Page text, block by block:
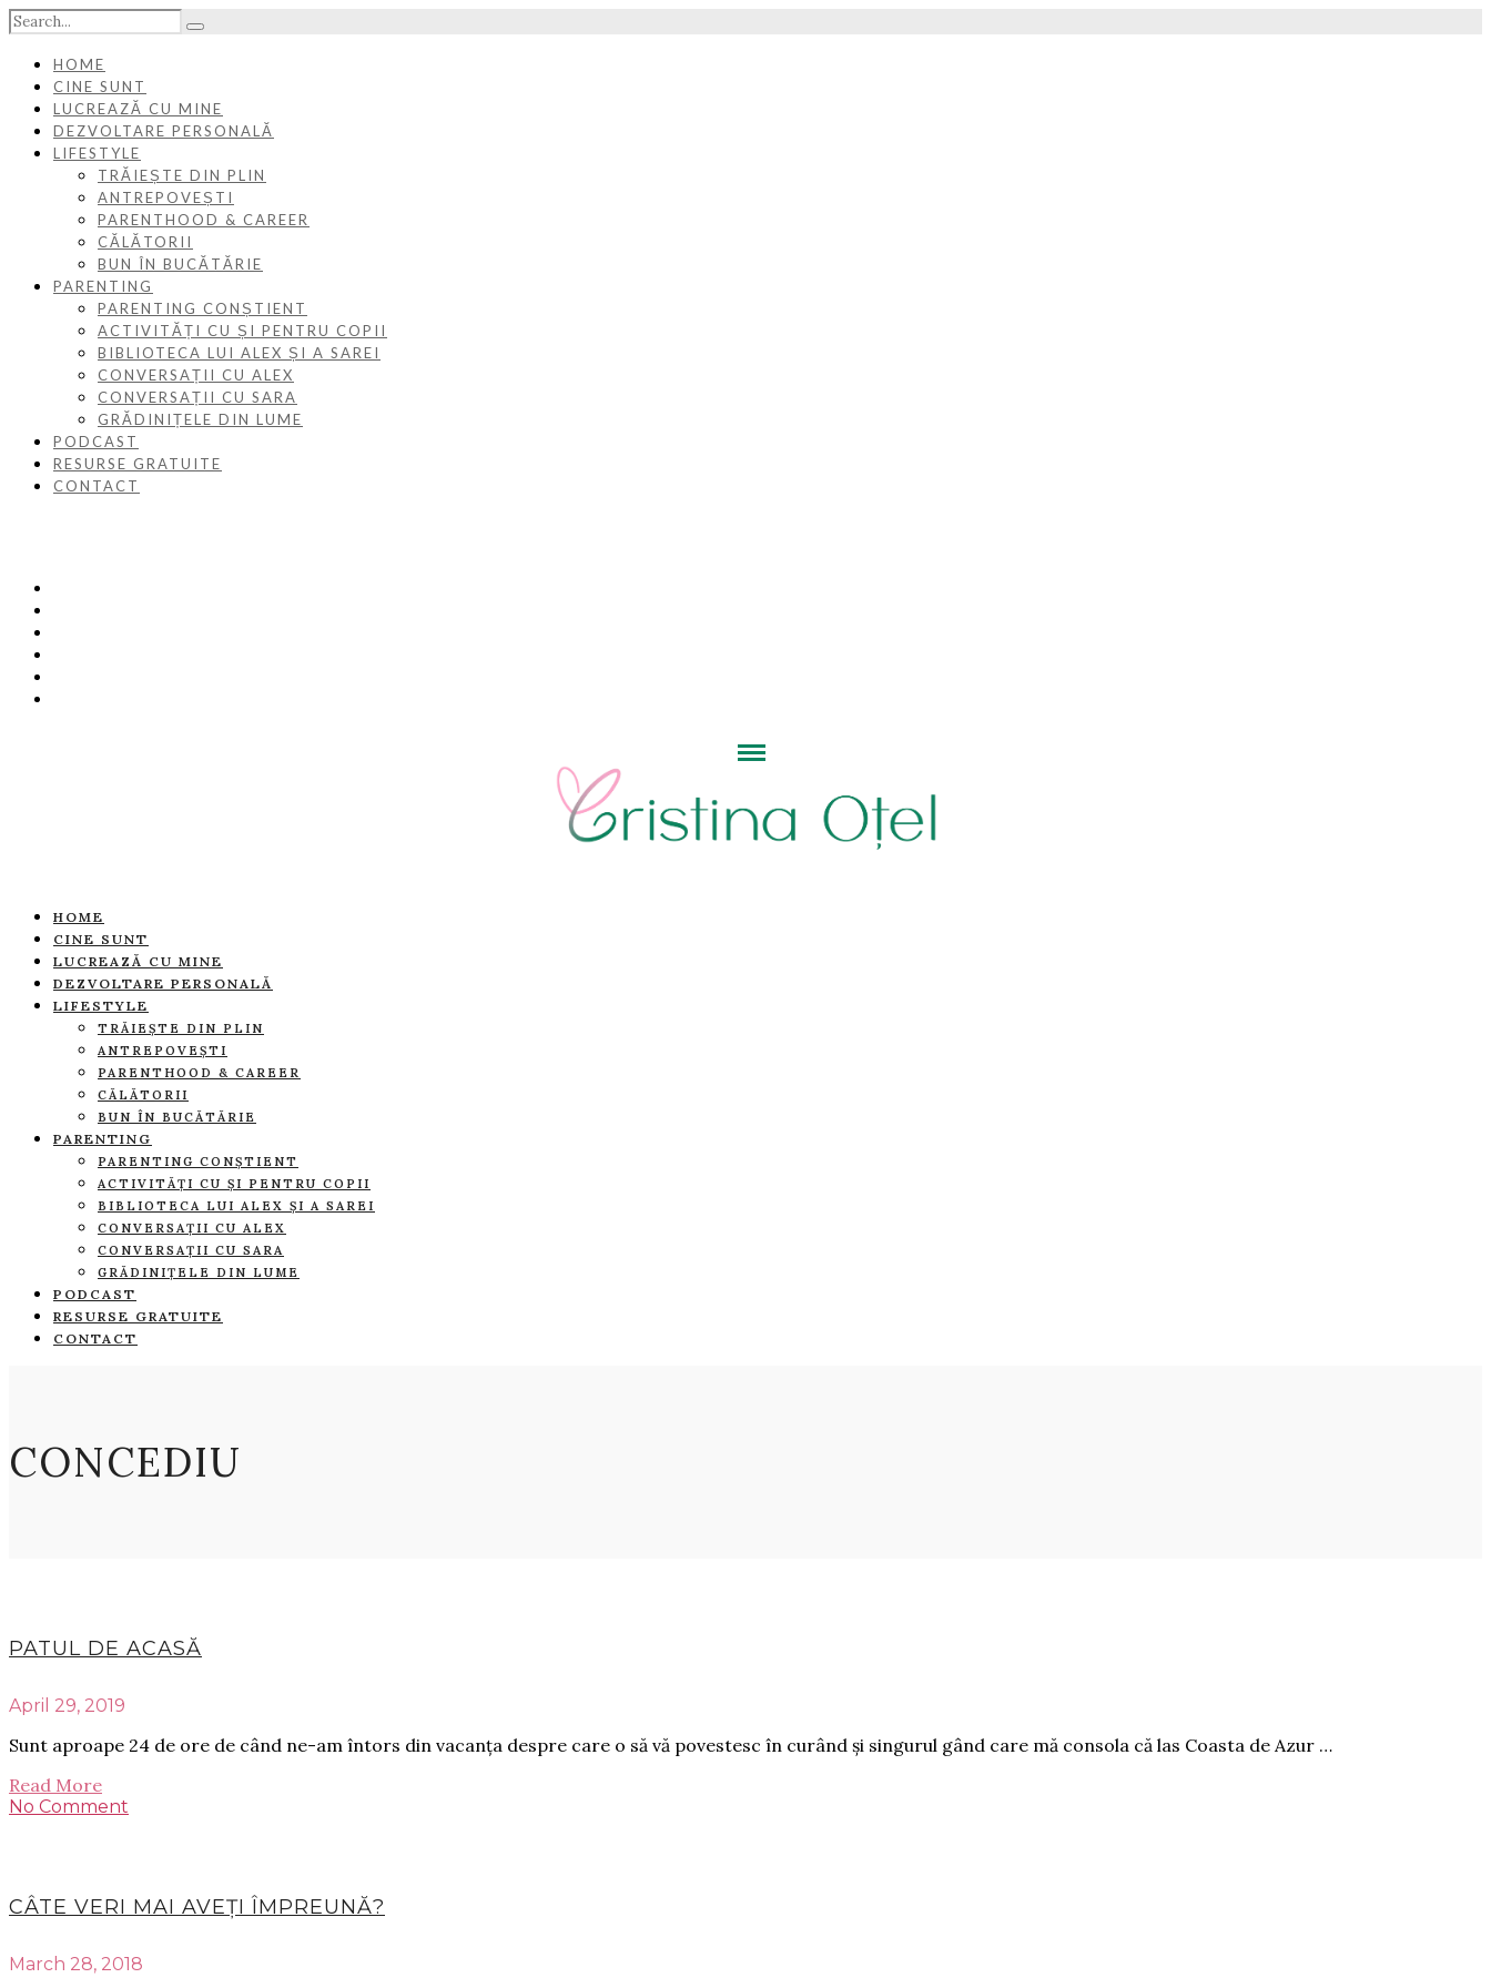
HOME
CINE SUNT
LUCREAZĂ CU MINE
DEZVOLTARE PERSONALĂ
LIFESTYLE
TRĂIEȘTE DIN PLIN
ANTREPOVEȘTI
PARENTHOOD & CAREER
CĂLĂTORII
BUN ÎN BUCĂTĂRIE
PARENTING
PARENTING CONȘTIENT
ACTIVITĂȚI CU ȘI PENTRU COPII
BIBLIOTECA LUI ALEX ȘI A SAREI
CONVERSAȚII CU ALEX
CONVERSAȚII CU SARA
GRĂDINIȚELE DIN LUME
PODCAST
RESURSE GRATUITE
CONTACT
HOME
CINE SUNT
LUCREAZĂ CU MINE
DEZVOLTARE PERSONALĂ
LIFESTYLE
TRĂIEȘTE DIN PLIN
ANTREPOVEȘTI
PARENTHOOD & CAREER
CĂLĂTORII
BUN ÎN BUCĂTĂRIE
PARENTING
PARENTING CONȘTIENT
ACTIVITĂȚI CU ȘI PENTRU COPII
BIBLIOTECA LUI ALEX ȘI A SAREI
CONVERSAȚII CU ALEX
CONVERSAȚII CU SARA
GRĂDINIȚELE DIN LUME
PODCAST
RESURSE GRATUITE
CONTACT
CONCEDIU
PATUL DE ACASĂ
April 29, 2019
Sunt aproape 24 de ore de când ne-am întors din vacanța despre care o să vă povestesc în curând și singurul gând care mă consola că las Coasta de Azur …
Read More
No Comment
CÂTE VERI MAI AVEȚI ÎMPREUNĂ?
March 28, 2018